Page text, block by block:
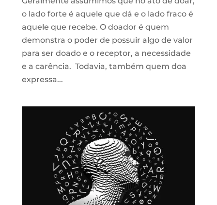
o lado forte é aquele que dá e o lado fraco é
aquele que recebe. O doador é quem
demonstra o poder de possuir algo de valor
para ser doado e o receptor, a necessidade
e a carência. Todavia, também quem doa
expressa...